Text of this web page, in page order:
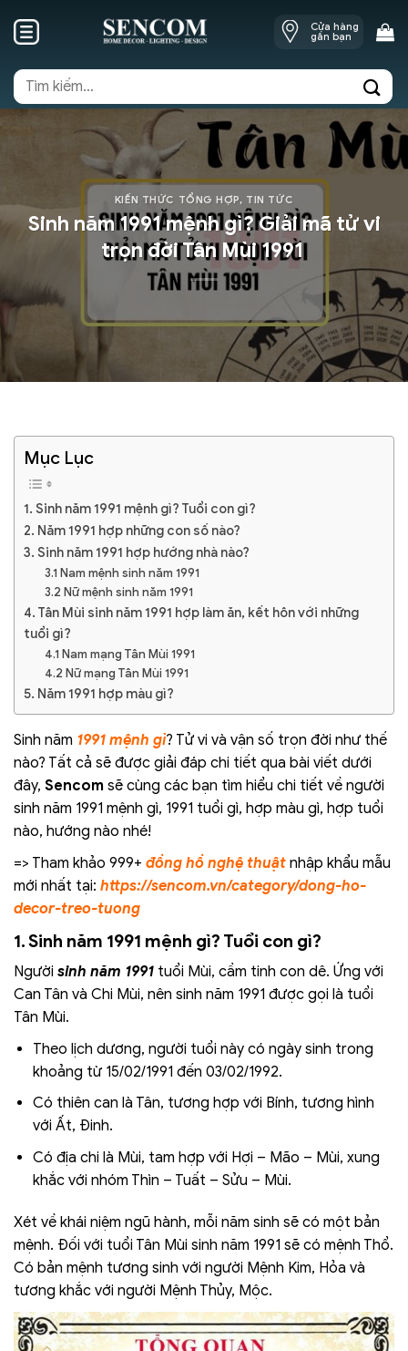
Cửa hàng
gần bạn
Tìm
kiếm:
KIẾN THỨC TỔNG HỢP, TIN TỨC
Sinh năm 1991 mệnh gì? Giải mã tử vi
trọn đời Tân Mùi 1991
Mục Lục
1. Sinh năm 1991 mệnh gì? Tuổi con gì?
2. Năm 1991 hợp những con số nào?
3. Sinh năm 1991 hợp hướng nhà nào?
3.1 Nam mệnh sinh năm 1991
3.2 Nữ mệnh sinh năm 1991
4. Tân Mùi sinh năm 1991 hợp làm ăn, kết hôn với những
tuổi gì?
4.1 Nam mạng Tân Mùi 1991
4.2 Nữ mạng Tân Mùi 1991
5. Năm 1991 hợp màu gì?
Sinh năm 1991 mệnh gì? Tử vi và vận số trọn đời như thế
nào? Tất cả sẽ được giải đáp chi tiết qua bài viết dưới
đây, Sencom sẽ cùng các bạn tìm hiểu chi tiết về người
sinh năm 1991 mệnh gì, 1991 tuổi gì, hợp màu gì, hợp tuổi
nào, hướng nào nhé!
=> Tham khảo 999+ đồng hồ nghệ thuật nhập khẩu mẫu
mới nhất tại: https://sencom.vn/category/dong-ho-
decor-treo-tuong
1. Sinh năm 1991 mệnh gì? Tuổi con gì?
Người sinh năm 1991 tuổi Mùi, cầm tinh con dê. Ứng với
Can Tân và Chi Mùi, nên sinh năm 1991 được gọi là tuổi
Tân Mùi.
Theo lịch dương, người tuổi này có ngày sinh trong
khoảng từ 15/02/1991 đến 03/02/1992.
Có thiên can là Tân, tương hợp với Bính, tương hình
với Ất, Đinh.
Có địa chi là Mùi, tam hợp với Hợi – Mão – Mùi, xung
khắc với nhóm Thìn – Tuất – Sửu – Mùi.
Xét về khái niệm ngũ hành, mỗi năm sinh sẽ có một bản
mệnh. Đối với tuổi Tân Mùi sinh năm 1991 sẽ có mệnh Thổ.
Có bản mệnh tương sinh với người Mệnh Kim, Hỏa và
tương khắc với người Mệnh Thủy, Mộc.